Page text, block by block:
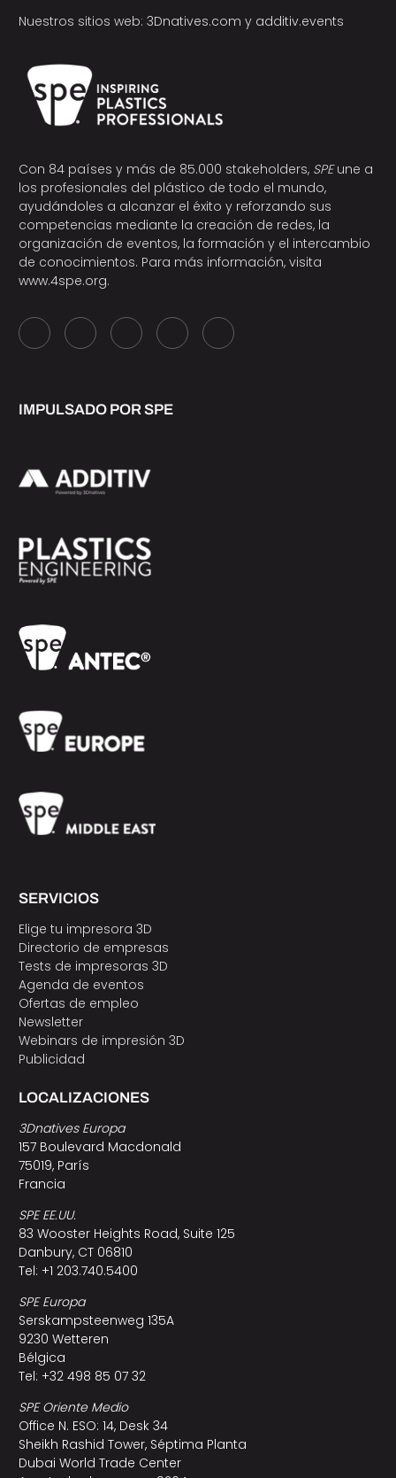
Nuestros sitios web: 3Dnatives.com y additiv.events
Con 84 países y más de 85.000 stakeholders, SPEune a
los profesionales del plástico de todo el mundo,
ayudándoles a alcanzar el éxito y reforzando sus
competencias mediante la creación de redes, la
organización de eventos, la formación y el intercambio
de conocimientos. Para más información, visita
www.4spe.org.
IMPULSADO POR SPE
SERVICIOS
Elige tu impresora 3D
Directorio de empresas
Tests de impresoras 3D
Agenda de eventos
Ofertas de empleo
Newsletter
Webinars de impresión 3D
Publicidad
LOCALIZACIONES
3Dnatives Europa
157 Boulevard Macdonald
75019, París
Francia
SPE EE.UU.
83 Wooster Heights Road, Suite 125
Danbury, CT 06810
Tel: +1 203.740.5400
SPE Europa
Serskampsteenweg 135A
9230 Wetteren
Bélgica
Tel: +32 498 85 07 32
SPE Oriente Medio
Office N. ESO: 14, Desk 34
Sheikh Rashid Tower, Séptima Planta
Dubai World Trade Center